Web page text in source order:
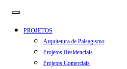
PROJETOS
Arquitetura de Paisagismo
Projetos Residenciais
Projetos Comerciais